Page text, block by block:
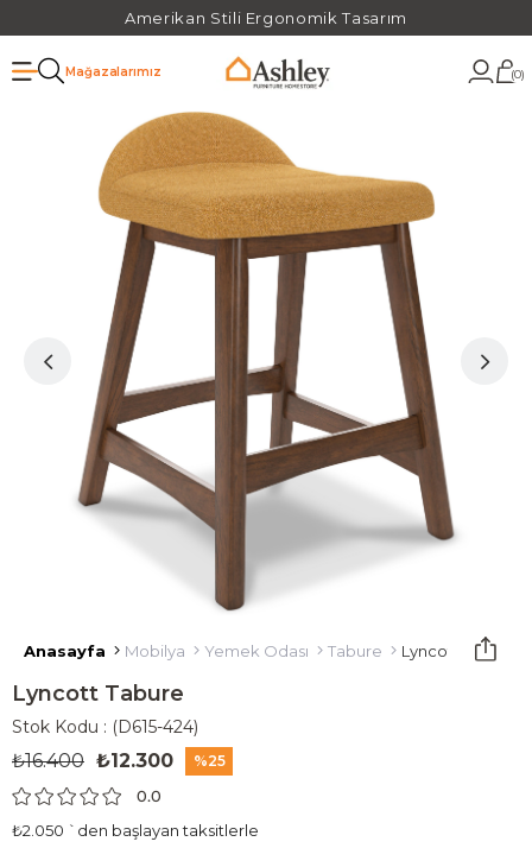
Amerikan Stili Ergonomik Tasarım
Mağazalarımız 0
Anasayfa Mobilya Yemek Odası Tabure Lyncott Tabure
Lyncott Tabure
Stok Kodu (D615-424)
₺16.400 ₺12.300 25
0.0
₺2.050 `den başlayan taksitlerle